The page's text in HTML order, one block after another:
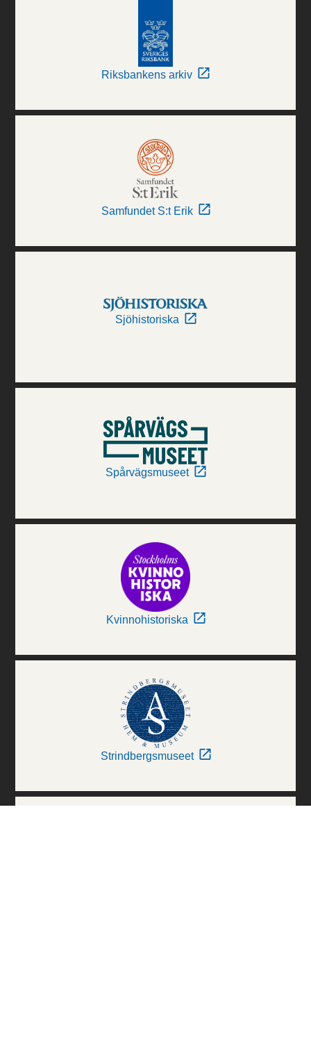
Riksbankens arkiv
Samfundet S:t Erik
Sjöhistoriska
Spårvägsmuseet
Kvinnohistoriska
Strindbergsmuseet